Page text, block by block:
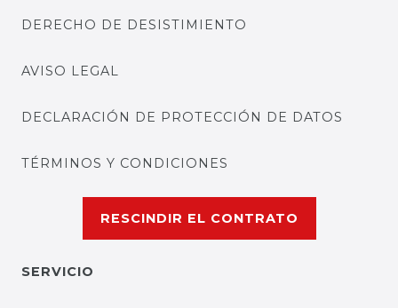
DERECHO DE DESISTIMIENTO
AVISO LEGAL
DECLARACIÓN DE PROTECCIÓN DE DATOS
TÉRMINOS Y CONDICIONES
RESCINDIR EL CONTRATO
SERVICIO